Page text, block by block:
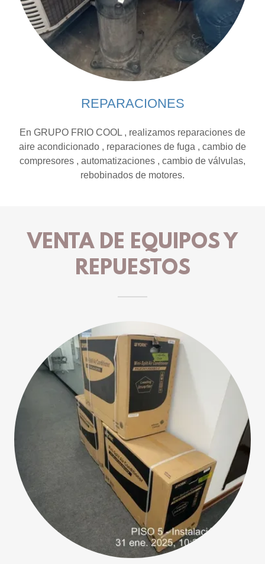
REPARACIONES
En GRUPO FRIO COOL , realizamos reparaciones de
aire acondicionado , reparaciones de fuga , cambio de
compresores , automatizaciones , cambio de válvulas,
rebobinados de motores.
VENTA DE EQUIPOS Y
REPUESTOS